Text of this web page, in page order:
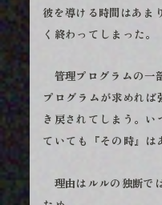
彼を導ける時間はあま
く終わってしまった。
管理プログラムの一
プログラムが求めれば
き戻されてしまう。い
ていても『その時』は
理由はルルの独断で